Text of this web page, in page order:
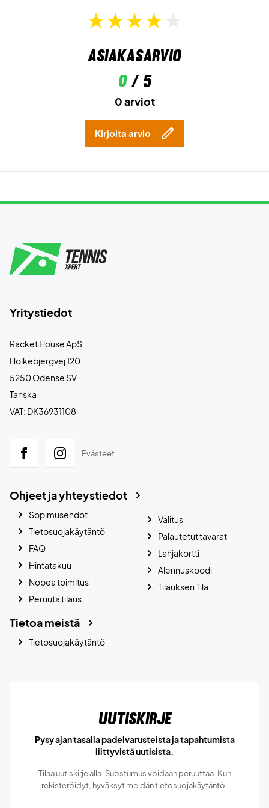
Asiakasarvio
0/ 5
0 arviot
Kirjoita arvio
Yritystiedot
Racket House ApS
Holkebjergvej 120
5250 Odense SV
Tanska
VAT: DK36931108
Evästeet
Ohjeet ja yhteystiedot
Sopimusehdot
Tietosuojakäytäntö
FAQ
Hintatakuu
Nopea toimitus
Peruuta tilaus
Valitus
Palautetut tavarat
Lahjakortti
Alennuskoodi
Tilauksen Tila
Tietoa meistä
Tietosuojakäytäntö
Uutiskirje
Pysy ajan tasalla padelvarusteista ja tapahtumista
liittyvistä uutisista.
Tilaa uutiskirje alla. Suostumus voidaan peruuttaa. Kun
rekisteröidyt, hyväksyt meidäntietosuojakäytäntö.